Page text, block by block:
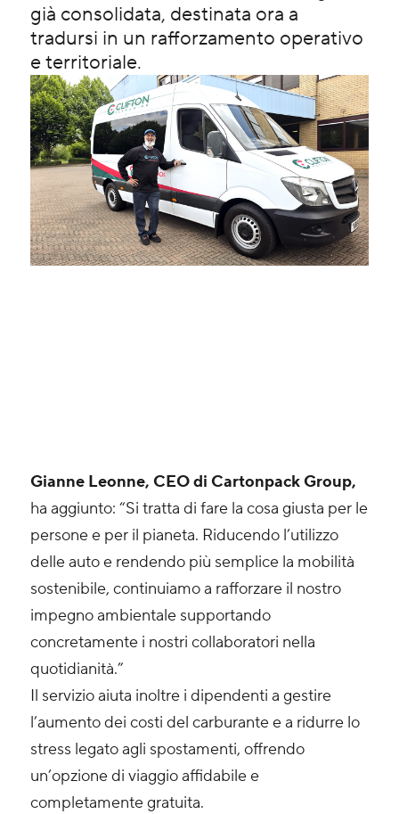
già consolidata, destinata ora a
tradursi in un rafforzamento operativo
e territoriale.
Gianne Leonne, CEO di Cartonpack Group,
ha aggiunto: “Si tratta di fare la cosa giusta per le
persone e per il pianeta. Riducendo l’utilizzo
delle auto e rendendo più semplice la mobilità
sostenibile, continuiamo a rafforzare il nostro
impegno ambientale supportando
concretamente i nostri collaboratori nella
quotidianità.”
Il servizio aiuta inoltre i dipendenti a gestire
l’aumento dei costi del carburante e a ridurre lo
stress legato agli spostamenti, offrendo
un’opzione di viaggio affidabile e
completamente gratuita.